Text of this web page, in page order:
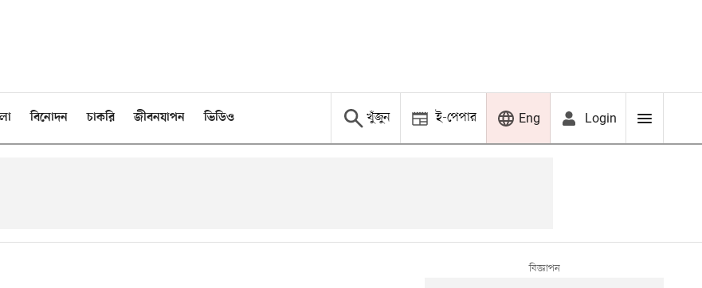
বিনোদন চাকরি জীবনযাপন ভিডিও খুঁজুন ই-পেপার Eng Login